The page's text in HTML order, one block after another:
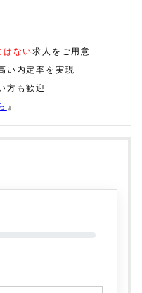
はない求人をご用意
い内定率を実現
方も歓迎
』